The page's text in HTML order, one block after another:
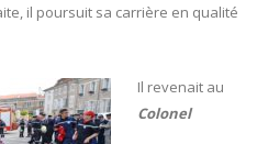
il poursuit sa carrière en qualité
Il revenait au
Colonel